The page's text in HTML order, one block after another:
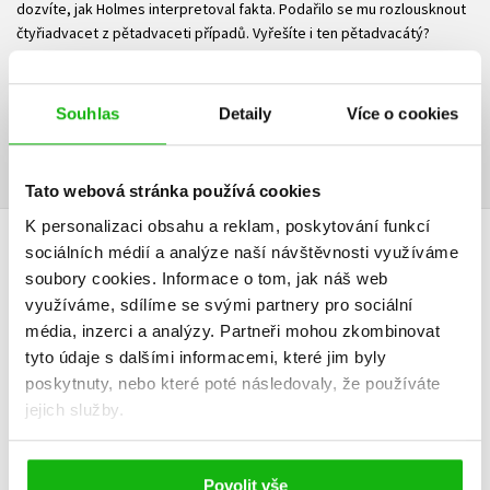
Souhlas Detaily Více o cookies
Tato webová stránka používá cookies
K personalizaci obsahu a reklam, poskytování funkcí
sociálních médií a analýze naší návštěvnosti využíváme
soubory cookies. Informace o tom, jak náš web
využíváme, sdílíme se svými partnery pro sociální
média, inzerci a analýzy. Partneři mohou zkombinovat
tyto údaje s dalšími informacemi, které jim byly
poskytnuty, nebo které poté následovaly, že používáte
jejich služby.
Povolit vše
dozvíte, jak Holmes interpretoval fakta. Podařilo se mu rozlousknout
čtyřiadvacet z pětadvaceti případů. Vyřešíte i ten pětadvacátý?
Ke stažení
HODNOCENÍ ČTENÁŘŮ
V současné době nejsou vytvořena žádná uživatelská hodnocení.
Vaše hodnocení
Uživatelskou recenzi mohou vkládat pouze registrovaní uživatelé
Přihlásit